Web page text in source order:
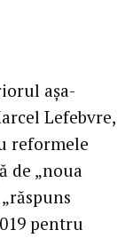
așa-
Lefebvre,
reformele
de „noua
pentru